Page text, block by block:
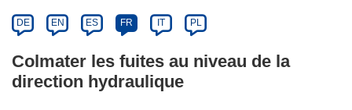
DE EN ES FR IT PL
Colmater les fuites au niveau de la
direction hydraulique